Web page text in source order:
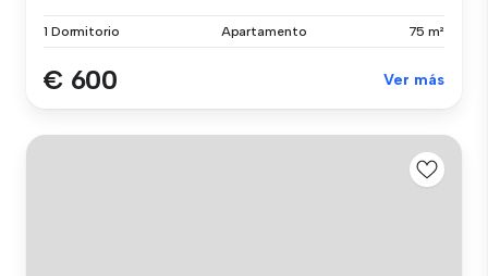
1 Dormitorio Apartamento 75 m²
€ 600 Ver más